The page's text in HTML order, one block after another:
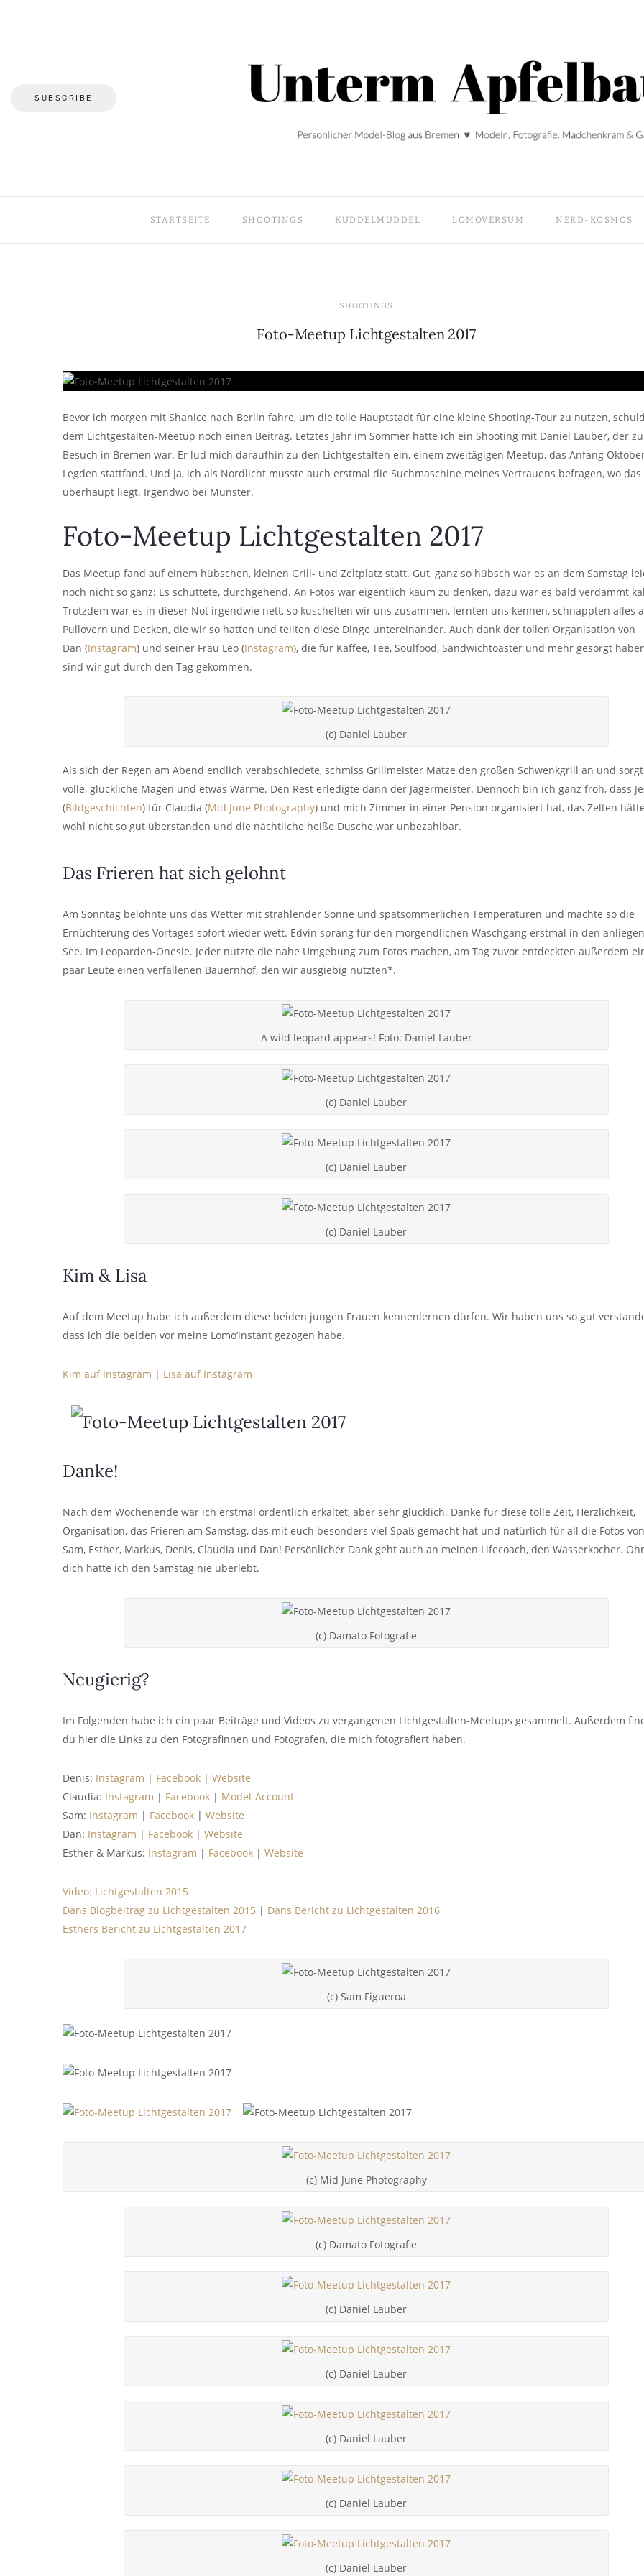
SUBSCRIBE
STARTSEITE SHOOTINGS KUDDELMUDDEL LOMOVERSUM NERD-KOSMOS
SHOOTINGS
Foto-Meetup Lichtgestalten 2017
Bevor ich morgen mit Shanice nach Berlin fahre, um die tolle Hauptstadt für eine kleine Shooting-Tour zu nutzen,
dem Lichtgestalten-Meetup noch einen Beitrag. Letztes Jahr im Sommer hatte ich ein Shooting mit Daniel Lauber, der zu
Besuch in Bremen war. Er lud mich daraufhin zu den Lichtgestalten ein, einem zweitägigen Meetup, das Anfang
Legden stattfand. Und ja, ich als Nordlicht musste auch erstmal die Suchmaschine meines Vertrauens befragen, wo das
überhaupt liegt. Irgendwo bei Münster.
Foto-Meetup Lichtgestalten 2017
Das Meetup fand auf einem hübschen, kleinen Grill- und Zeltplatz statt. Gut, ganz so hübsch war es an dem Samstag
noch nicht so ganz: Es schüttete, durchgehend. An Fotos war eigentlich kaum zu denken, dazu war es bald verdammt
Trotzdem war es in dieser Not irgendwie nett, so kuschelten wir uns zusammen, lernten uns kennen, schnappten alles
Pullovern und Decken, die wir so hatten und teilten diese Dinge untereinander. Auch dank der tollen Organisation von
Dan (Instagram) und seiner Frau Leo (Instagram), die für Kaffee, Tee, Soulfood, Sandwichtoaster und mehr gesorgt
sind wir gut durch den Tag gekommen.
(c) Daniel Lauber
Als sich der Regen am Abend endlich verabschiedete, schmiss Grillmeister Matze den großen Schwenkgrill an und
volle, glückliche Mägen und etwas Wärme. Den Rest erledigte dann der Jägermeister. Dennoch bin ich ganz froh, dass
(Bildgeschichten) für Claudia (Mid June Photography) und mich Zimmer in einer Pension organisiert hat, das Zelten
wohl nicht so gut überstanden und die nächtliche heiße Dusche war unbezahlbar.
Das Frieren hat sich gelohnt
Am Sonntag belohnte uns das Wetter mit strahlender Sonne und spätsommerlichen Temperaturen und machte so die
Ernüchterung des Vortages sofort wieder wett. Edvin sprang für den morgendlichen Waschgang erstmal in den
See. Im Leoparden-Onesie. Jeder nutzte die nahe Umgebung zum Fotos machen, am Tag zuvor entdeckten außerdem
paar Leute einen verfallenen Bauernhof, den wir ausgiebig nutzten*.
A wild leopard appears! Foto: Daniel Lauber
(c) Daniel Lauber
(c) Daniel Lauber
(c) Daniel Lauber
Kim & Lisa
Auf dem Meetup habe ich außerdem diese beiden jungen Frauen kennenlernen dürfen. Wir haben uns so gut
dass ich die beiden vor meine Lomo’instant gezogen habe.
Kim auf Instagram | Lisa auf Instagram
Danke!
Nach dem Wochenende war ich erstmal ordentlich erkältet, aber sehr glücklich. Danke für diese tolle Zeit, Herzlichkeit,
Organisation, das Frieren am Samstag, das mit euch besonders viel Spaß gemacht hat und natürlich für all die Fotos von
Sam, Esther, Markus, Denis, Claudia und Dan! Persönlicher Dank geht auch an meinen Lifecoach, den Wasserkocher.
dich hätte ich den Samstag nie überlebt.
(c) Damato Fotografie
Neugierig?
Im Folgenden habe ich ein paar Beiträge und Videos zu vergangenen Lichtgestalten-Meetups gesammelt. Außerdem
du hier die Links zu den Fotografinnen und Fotografen, die mich fotografiert haben.
Denis: Instagram | Facebook | Website
Claudia: Instagram | Facebook | Model-Account
Sam: Instagram | Facebook | Website
Dan: Instagram | Facebook | Website
Esther & Markus: Instagram | Facebook | Website
Video: Lichtgestalten 2015
Dans Blogbeitrag zu Lichtgestalten 2015 | Dans Bericht zu Lichtgestalten 2016
Esthers Bericht zu Lichtgestalten 2017
(c) Sam Figueroa
(c) Mid June Photography
(c) Damato Fotografie
(c) Daniel Lauber
(c) Daniel Lauber
(c) Daniel Lauber
(c) Daniel Lauber
(c) Daniel Lauber